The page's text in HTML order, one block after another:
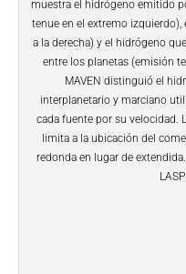
muestra el hidrógeno emitido
tenue en el extremo
a la derecha) y el hidrógeno
entre los planetas (emisión
MAVEN distinguió el
interplanetario y marciano
cada fuente por su velocidad.
limita a la ubicación del
redonda en lugar de